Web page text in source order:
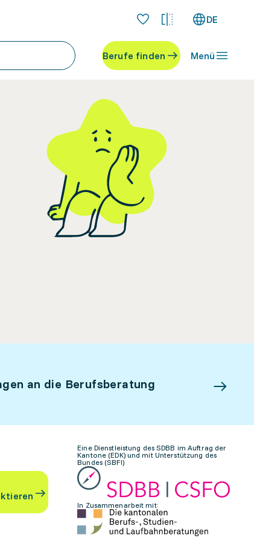
DE
Berufe finden Menü
an die Berufsberatung
Eine Dienstleistung des SDBB im Auftrag der
Kantone (EDK) und mit Unterstützung des
Bundes (SBFI)
In Zusammenarbeit mit: